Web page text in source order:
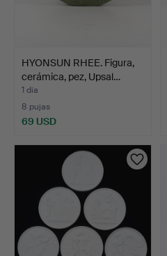
HYONSUN RHEE. Figura,
cerámica, pez, Upsal…
1 día
8 pujas
69 USD